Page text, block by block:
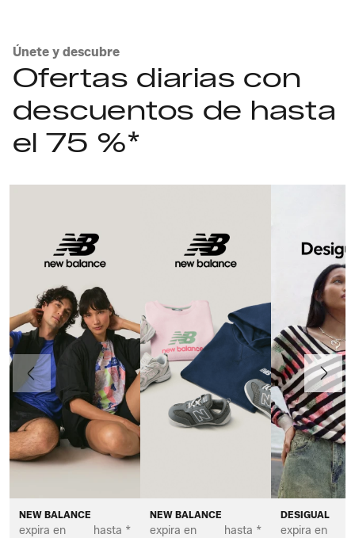
Únete y descubre
Ofertas diarias con
descuentos de hasta
el 75 %*
NEW BALANCE
expira en hasta *
NEW BALANCE
expira en hasta *
DESIGUAL
expira en
Anteriormente